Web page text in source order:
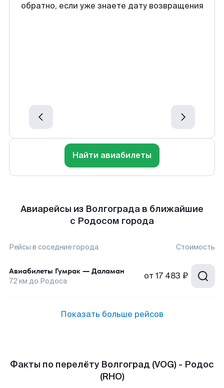
обратно, если уже знаете дату возвращения
Найти авиабилеты
Авиарейсы из Волгограда в ближайшие
с Родосом города
Рейсы в соседние города Стоимость
Авиабилеты Гумрак — Даламан
72 км до Родоса от 17 483 ₽
Показать больше рейсов
Факты по перелёту Волгоград (VOG) - Родос
(RHO)